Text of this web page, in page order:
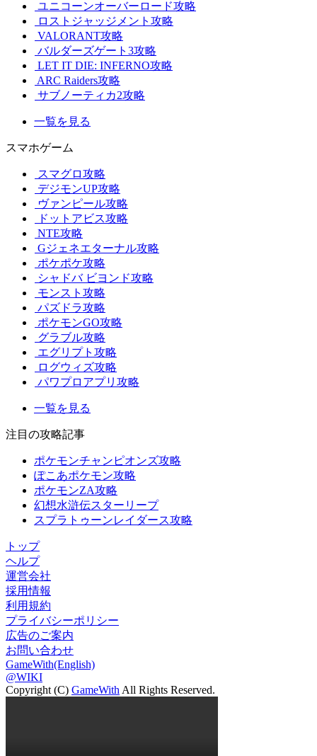
ユニコーンオーバーロード攻略
ロストジャッジメント攻略
VALORANT攻略
バルダーズゲート3攻略
LET IT DIE: INFERNO攻略
ARC Raiders攻略
サブノーティカ2攻略
一覧を見る
スマホゲーム
スマグロ攻略
デジモンUP攻略
ヴァンピール攻略
ドットアビス攻略
NTE攻略
Gジェネエターナル攻略
ポケポケ攻略
シャドバ ビヨンド攻略
モンスト攻略
パズドラ攻略
ポケモンGO攻略
グラブル攻略
エグリプト攻略
ログウィズ攻略
パワプロアプリ攻略
一覧を見る
注目の攻略記事
ポケモンチャンピオンズ攻略
ぽこあポケモン攻略
ポケモンZA攻略
幻想水滸伝スターリープ
スプラトゥーンレイダース攻略
トップ
ヘルプ
運営会社
採用情報
利用規約
プライバシーポリシー
広告のご案内
お問い合わせ
GameWith(English)
@WIKI
Copyright (C) GameWith All Rights Reserved.